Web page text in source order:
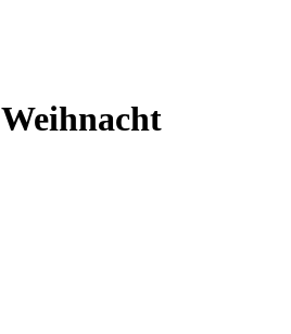
Weihnacht